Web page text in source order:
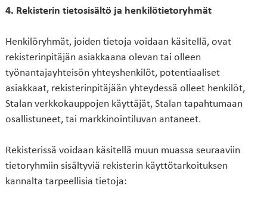
4. Rekisterin tietosisältö ja henkilötietoryhmät
Henkilöryhmät, joiden tietoja voidaan käsitellä, ovat
rekisterinpitäjän asiakkaana olevan tai olleen
työnantajayhteisön yhteyshenkilöt, potentiaaliset
asiakkaat, rekisterinpitäjään yhteydessä olleet henkilöt,
Stalan verkkokauppojen käyttäjät, Stalan tapahtumaan
osallistuneet, tai markkinointiluvan antaneet.
Rekisterissä voidaan käsitellä muun muassa seuraaviin
tietoryhmiin sisältyviä rekisterin käyttötarkoituksen
kannalta tarpeellisia tietoja: